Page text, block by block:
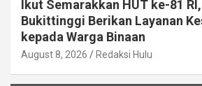
Ikut Semarakkan HUT ke-81
Bukittinggi Berikan Layanan
kepada Warga Binaan
August 8, 2026 Redaksi Hulu